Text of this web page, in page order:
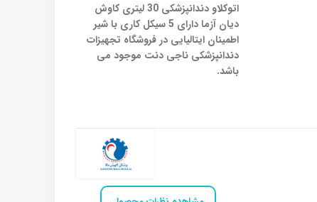
اتوکلاو دندانپزشکی 30 لیتری کاوش
دیان آزما دارای 5 سیکل کاری با شیر
اطمینان ایتالیایی در فروشگاه تجهیزات
دندانپزشکی ناجی دنت موجود می
باشد.